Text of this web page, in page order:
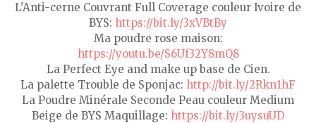
L'Anti-cerne Couvrant Full Coverage couleur Ivoire de
BYS: https://bit.ly/3xVBtBy
Ma poudre rose maison:
https://youtu.be/S6Uf32Y8mQ8
La Perfect Eye and make up base de Cien.
La palette Trouble de Sponjac: http://bit.ly/2Rkn1hF
La Poudre Minérale Seconde Peau couleur Medium
Beige de BYS Maquillage: https://bit.ly/3uysuUD